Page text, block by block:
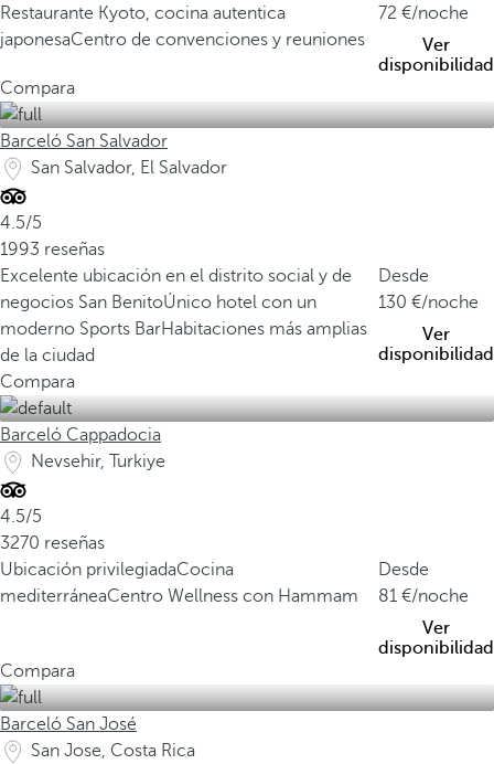
Restaurante Kyoto, cocina autentica
japonesaCentro de convenciones y reuniones
72
/noche
Ver
disponibilidad
Compara
Barceló San Salvador
San Salvador, El Salvador
4.5/5
1993 reseñas
Excelente ubicación en el distrito social y de
negocios San BenitoÚnico hotel con un
moderno Sports BarHabitaciones más amplias
de la ciudad
Desde
130
/noche
Ver
disponibilidad
Compara
Barceló Cappadocia
Nevsehir, Turkiye
4.5/5
3270 reseñas
Ubicación privilegiadaCocina
mediterráneaCentro Wellness con Hammam
Desde
81
/noche
Ver
disponibilidad
Compara
Barceló San José
San Jose, Costa Rica